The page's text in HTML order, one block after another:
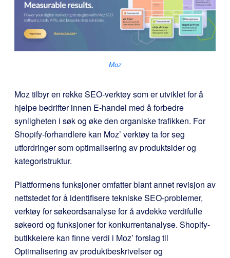
Moz
Moz tilbyr en rekke SEO-verktøy som er utviklet for å
hjelpe bedrifter innen E-handel med å forbedre
synligheten i søk og øke den organiske trafikken. For
Shopify-forhandlere kan Moz’ verktøy ta for seg
utfordringer som optimalisering av produktsider og
kategoristruktur.
Plattformens funksjoner omfatter blant annet revisjon av
nettstedet for å identifisere tekniske SEO-problemer,
verktøy for søkeordsanalyse for å avdekke verdifulle
søkeord og funksjoner for konkurrentanalyse. Shopify-
butikkeiere kan finne verdi i Moz’ forslag til
Optimalisering av produktbeskrivelser og